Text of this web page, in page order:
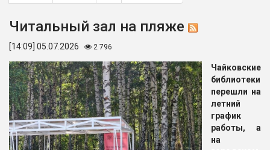
Читальный зал на пляже
[14:09] 05.07.2026 2 796
Чайковские
библиотеки
перешли на
летний
график
работы, а
на